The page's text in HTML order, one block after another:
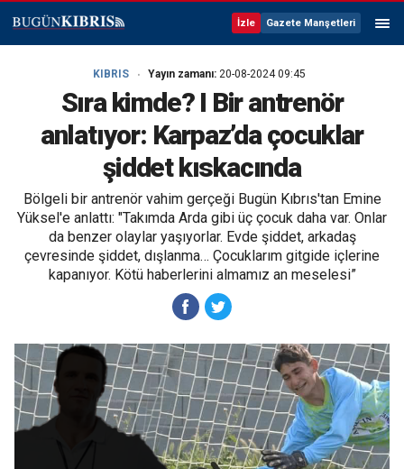
İzle Gazete Manşetleri
KIBRIS Yayın zamanı: 20-08-2024 09:45
Sıra kimde? I Bir antrenör
anlatıyor: Karpaz’da çocuklar
şiddet kıskacında
Bölgeli bir antrenör vahim gerçeği Bugün Kıbrıs'tan Emine
Yüksel'e anlattı: "Takımda Arda gibi üç çocuk daha var. Onlar
da benzer olaylar yaşıyorlar. Evde şiddet, arkadaş
çevresinde şiddet, dışlanma… Çocuklarım gitgide içlerine
kapanıyor. Kötü haberlerini almamız an meselesi”